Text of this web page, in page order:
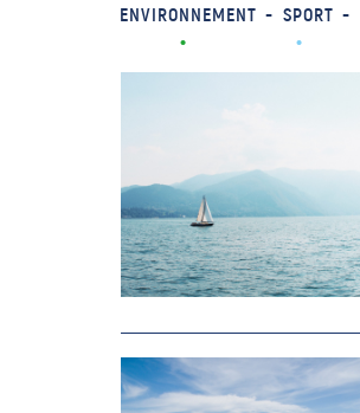
ENVIRONNEMENT SPORT